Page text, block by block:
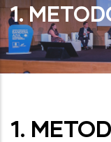
1.
1.